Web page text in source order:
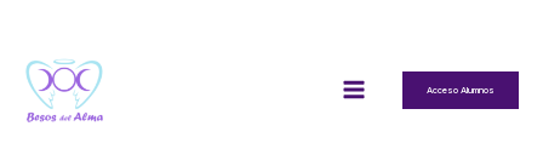
contenido
Acceso Alumnos